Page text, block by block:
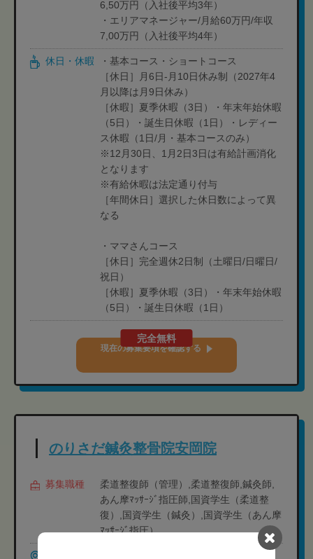
6,50万円（入社後平均3年）
・エリアマネージャー/月給60万円/年収
7,00万円（入社後平均4年）
休日・休暇
・基本コース・ショートコース
［休日］月6日-月10日休み制（2027年4
月以降は月9日休み）
［休暇］夏季休暇（3日）・年末年始休暇
（5日）・誕生日休暇（1日）・レディー
ス休暇（1日/月・基本コースのみ）
※12月30日、1月2日3日は有給計画消化
となります
※有給休暇は法定通り付与
［年間休日］選択した休日数によって異
なる
・ママさんコース
［休日］完全週休2日制（土曜日/日曜日/
祝日）
［休暇］夏季休暇（3日）・年末年始休暇
（5日）・誕生日休暇（1日）
完全無料
現在の募集要項を確認する
のりさだ鍼灸整骨院安岡院
募集職種
柔道整復師（管理）,柔道整復師,鍼灸師,
あん摩ﾏｯｻｰｼﾞ指圧師,国資学生（柔道整
復）,国資学生（鍼灸）,国資学生（あん摩
ﾏｯｻｰｼﾞ指圧）